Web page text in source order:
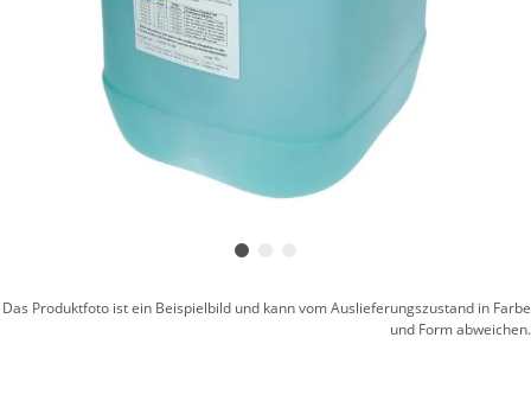
Das Produktfoto ist ein Beispielbild und kann vom Auslieferungszustand in Farbe
und Form abweichen.